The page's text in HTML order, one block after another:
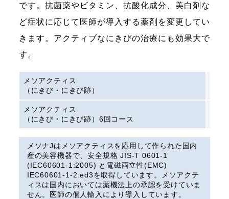
です。抗菌薬やビタミン、抗酸化成分、美白剤な
ど症状に応じて医師が導入する薬剤を変更してい
きます。アクティブなにきびの治療にも効果大で
す。
メソアクティス
（にきび・にきび跡）
メソアクティス
（にきび・にきび跡）6回コース
メソナJはメソアクティスを応用して作られた国内
産の美容機器で、安全規格 JIS-T 0601-1
(IEC60601-1:2005) と電磁両立性(EMC)
IEC60601-1-2:ed3を取得しています。メソアクテ
ィスは国内においては薬機法上の承認を受けていま
せん。医師の個人輸入により導入しています。